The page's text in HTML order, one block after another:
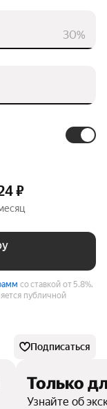
30%
₽
со ставкой от 5.8%.
публичной
Подписаться
Только
Узнайте об